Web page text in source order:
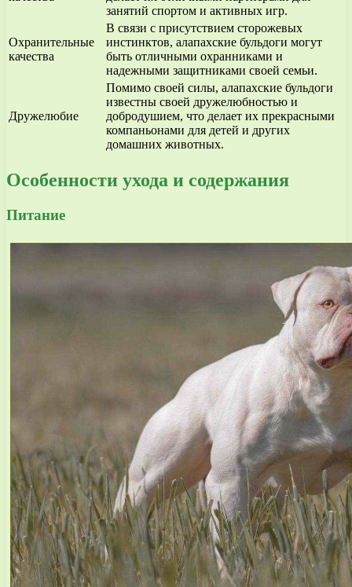
занятий спортом и активных игр.
Охранительные
качества
В связи с присутствием сторожевых
инстинктов, алапахские бульдоги могут
быть отличными охранниками и
надежными защитниками своей семьи.
Дружелюбие
Помимо своей силы, алапахские бульдоги
известны своей дружелюбностью и
добродушием, что делает их прекрасными
компаньонами для детей и других
домашних животных.
Особенности ухода и содержания
Питание